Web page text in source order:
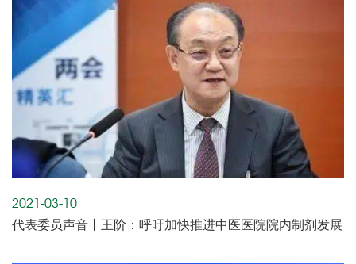
2021-03-10
代表委员声音丨王阶：呼吁加快推进中医医院院内制剂发展